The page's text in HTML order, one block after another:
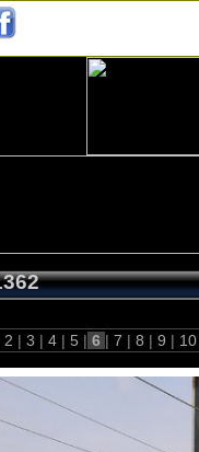
2 | 3 | 4 | 5 | 6 | 7 | 8 | 9 |